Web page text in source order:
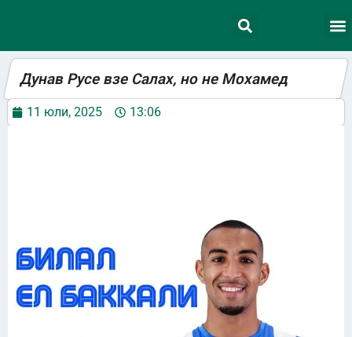
Дунав Русе взе Салах, но не Мохамед
11 юли, 2025 13:06